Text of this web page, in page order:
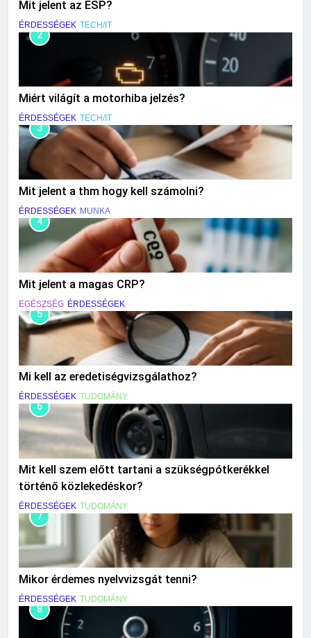
Mit jelent az ESP?
ÉRDESSÉGEK TECH/IT
2
Miért világít a motorhiba jelzés?
ÉRDESSÉGEK TECH/IT
3
Mit jelent a thm hogy kell számolni?
ÉRDESSÉGEK MUNKA
4
Mit jelent a magas CRP?
EGÉSZSÉG ÉRDESSÉGEK
5
Mi kell az eredetiségvizsgálathoz?
ÉRDESSÉGEK TUDOMÁNY
6
Mit kell szem előtt tartani a szükségpótkerékkel
történő közlekedéskor?
ÉRDESSÉGEK TUDOMÁNY
7
Mikor érdemes nyelvvizsgát tenni?
ÉRDESSÉGEK TUDOMÁNY
8